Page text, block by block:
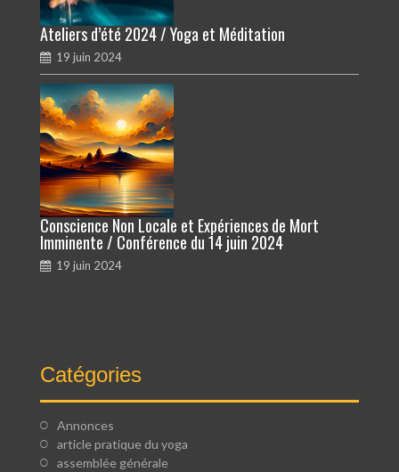
Ateliers d’été 2024 / Yoga et Méditation
19 juin 2024
Conscience Non Locale et Expériences de Mort
Imminente / Conférence du 14 juin 2024
19 juin 2024
Catégories
Annonces
article pratique du yoga
assemblée générale